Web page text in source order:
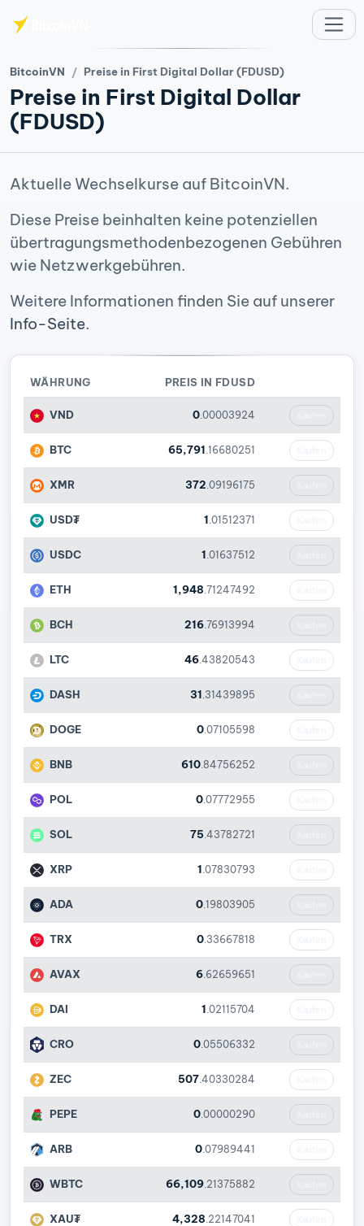
BitcoinVN Preise in First Digital Dollar (FDUSD)
Preise in First Digital Dollar
(FDUSD)
Aktuelle Wechselkurse auf BitcoinVN.
Diese Preise beinhalten keine potenziellen
übertragungsmethodenbezogenen Gebühren
wie Netzwerkgebühren.
Weitere Informationen finden Sie auf unserer
Info-Seite.
WÄHRUNG PREIS IN FDUSD
VND 0 .00003924
BTC 65,791 .16680251
XMR 372 .09196175
USD₮ 1 .01512371
USDC 1 .01637512
ETH 1,948 .71247492
BCH 216 .76913994
LTC 46 .43820543
DASH 31 .31439895
DOGE 0 .07105598
BNB 610 .84756252
POL 0 .07772955
SOL 75 .43782721
XRP 1 .07830793
ADA 0 .19803905
TRX 0 .33667818
AVAX 6 .62659651
DAI 1 .02115704
CRO 0 .05506332
ZEC 507 .40330284
PEPE 0 .00000290
ARB 0 .07989441
WBTC 66,109 .21375882
XAU₮ 4,328 .22147041